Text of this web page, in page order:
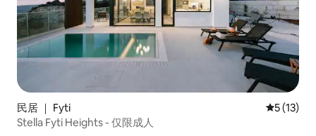
民居 ｜ Fyti 平均评分
5 (13)
Stella Fyti Heights - 仅限成人